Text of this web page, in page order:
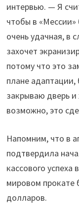
интервью. — Я
чтобы в
очень удачная, в
захочет
потому что это
плане адаптации,
закрываю дверь
возможно, это
Напомним, что в
подтвердила
кассового
мировом прокате
долларов.